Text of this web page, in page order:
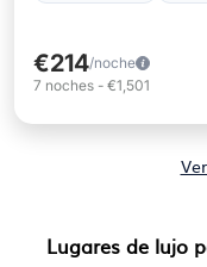
€214/noche
7 noches - €1,501
Lugares de lujo